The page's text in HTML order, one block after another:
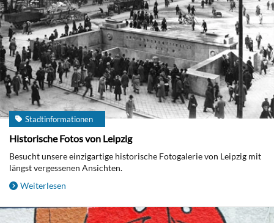
Stadtinformationen
Historische Fotos von Leipzig
Besucht unsere einzigartige historische Fotogalerie von Leipzig mit
längst vergessenen Ansichten.
Weiterlesen